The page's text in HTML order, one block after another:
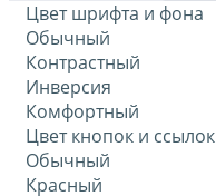
Цвет шрифта и фона
Обычный
Контрастный
Инверсия
Комфортный
Цвет кнопок и ссылок
Обычный
Красный